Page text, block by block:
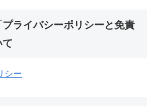
ライバシーポリシーと免責
て
シー